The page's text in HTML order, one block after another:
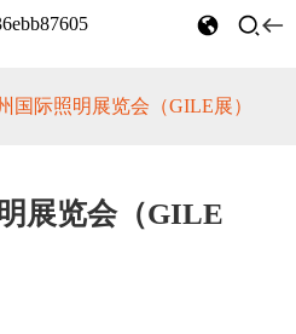
国际照明展览会（GILE展）
展览会（GILE